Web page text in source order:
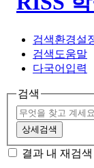
검색환경설
검색도움말
다국어입력
검색
상세검색
결과 내 재검색